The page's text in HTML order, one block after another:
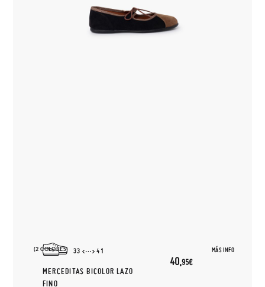
(2 COLORES) MÁS INFO
33 41
MERCEDITAS BICOLOR LAZO
FINO
40,95€